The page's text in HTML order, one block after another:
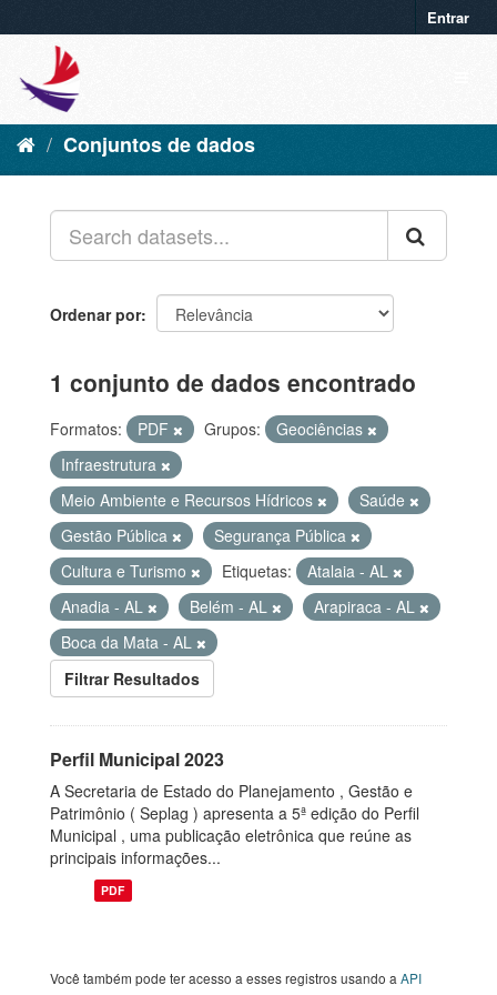
Entrar
Conjuntos de dados
Ordenar por
1 conjunto de dados encontrado
Formatos: PDF Grupos:
Geociências
Infraestrutura
Meio Ambiente e Recursos Hídricos
Saúde
Gestão Pública
Segurança Pública
Cultura e Turismo
Etiquetas:
Atalaia - AL
Anadia - AL
Belém - AL
Arapiraca - AL
Boca da Mata - AL
Filtrar Resultados
Perfil Municipal 2023
A Secretaria de Estado do Planejamento , Gestão e
Patrimônio ( Seplag ) apresenta a 5ª edição do Perfil
Municipal , uma publicação eletrônica que reúne as
principais informações...
PDF
Você também pode ter acesso a esses registros usando a API